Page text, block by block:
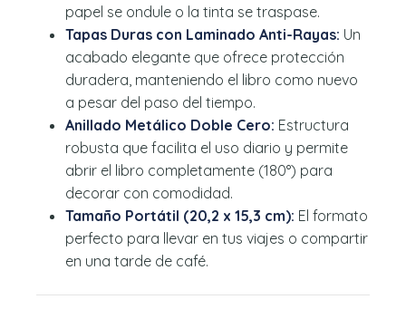
papel se ondule o la tinta se traspase.
Tapas Duras con Laminado Anti-Rayas: Un
acabado elegante que ofrece protección
duradera, manteniendo el libro como nuevo
a pesar del paso del tiempo.
Anillado Metálico Doble Cero: Estructura
robusta que facilita el uso diario y permite
abrir el libro completamente (180°) para
decorar con comodidad.
Tamaño Portátil (20,2 x 15,3 cm): El formato
perfecto para llevar en tus viajes o compartir
en una tarde de café.